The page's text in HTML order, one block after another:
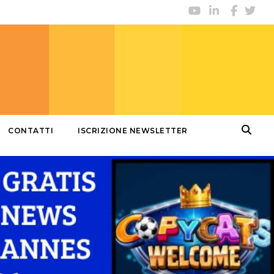
CONTATTI ISCRIZIONE NEWSLETTER